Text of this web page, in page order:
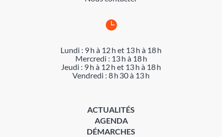

Lundi : 9 h à 12 h et 13 h à 18 h
Mercredi : 13 h à 18 h
Jeudi : 9 h à 12 h et 13 h à 18 h
Vendredi : 8 h 30 à 13 h
ACTUALITÉS
AGENDA
DÉMARCHES